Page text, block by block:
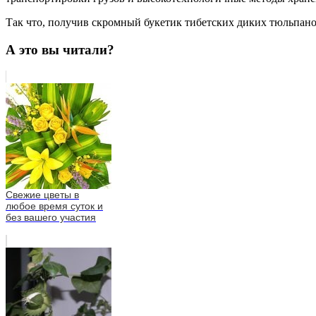
Так что, получив скромный букетик тибетских диких
А это вы читали?
Свежие цветы в
любое время суток и
без вашего участия